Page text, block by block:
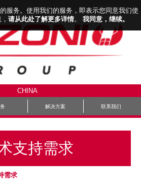
服务。使用我们的服务，即表示您同意我们使
请从此处了解更多详情。 我同意，继续。
公司
CHINA
解决方案 联系我们
支持需求
需求